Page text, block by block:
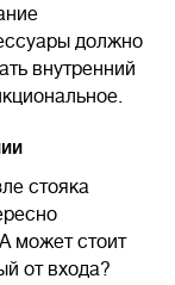
должно
внутренний
стояка
может стоит
от входа?